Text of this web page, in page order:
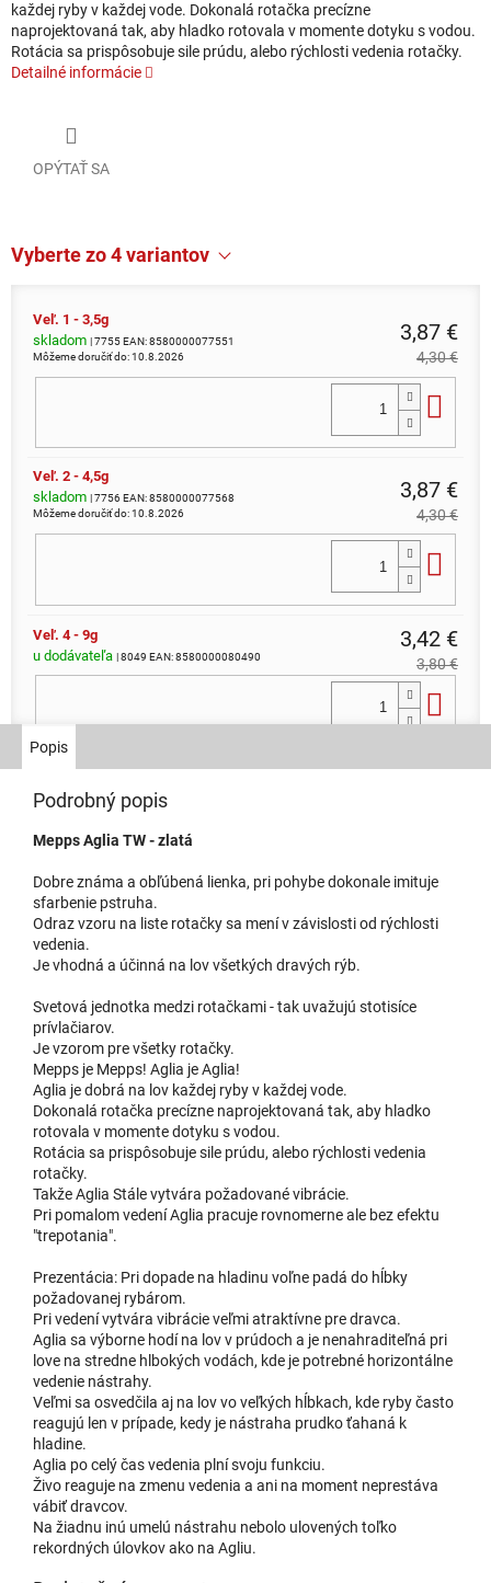
každej ryby v každej vode. Dokonalá rotačka precízne
naprojektovaná tak, aby hladko rotovala v momente dotyku s vodou.
Rotácia sa prispôsobuje sile prúdu, alebo rýchlosti vedenia rotačky.
Detailné informácie
OPÝTAŤ SA
Vyberte zo 4 variantov
Veľ. 1 - 3,5g
skladom | 7755EAN:8580000077551
Môžeme doručiť do:10.8.2026
3,87 €
4,30 €
Veľ. 2 - 4,5g
skladom | 7756 EAN:8580000077568
Môžeme doručiť do:10.8.2026
3,87 €
4,30 €
Veľ. 4 - 9g
u dodávateľa | 8049 EAN:8580000080490
3,42 €
3,80 €
u dodávateľa | 8048EAN:
Popis
Podrobný popis
Mepps Aglia TW - zlatá
Dobre známa a obľúbená lienka, pri pohybe dokonale imituje
sfarbenie pstruha.
Odraz vzoru na liste rotačky sa mení v závislosti od rýchlosti
vedenia.
Je vhodná a účinná na lov všetkých dravých rýb.
Svetová jednotka medzi rotačkami - tak uvažujú stotisíce
prívlačiarov.
Je vzorom pre všetky rotačky.
Mepps je Mepps! Aglia je Aglia!
Aglia je dobrá na lov každej ryby v každej vode.
Dokonalá rotačka precízne naprojektovaná tak, aby hladko
rotovala v momente dotyku s vodou.
Rotácia sa prispôsobuje sile prúdu, alebo rýchlosti vedenia
rotačky.
Takže Aglia Stále vytvára požadované vibrácie.
Pri pomalom vedení Aglia pracuje rovnomerne ale bez efektu
"trepotania".
Prezentácia: Pri dopade na hladinu voľne padá do hĺbky
požadovanej rybárom.
Pri vedení vytvára vibrácie veľmi atraktívne pre dravca.
Aglia sa výborne hodí na lov v prúdoch a je nenahraditeľná pri
love na stredne hlbokých vodách, kde je potrebné horizontálne
vedenie nástrahy.
Veľmi sa osvedčila aj na lov vo veľkých hĺbkach, kde ryby často
reagujú len v prípade, kedy je nástraha prudko ťahaná k
hladine.
Aglia po celý čas vedenia plní svoju funkciu.
Živo reaguje na zmenu vedenia a ani na moment neprestáva
vábiť dravcov.
Na žiadnu inú umelú nástrahu nebolo ulovených toľko
rekordných úlovkov ako na Agliu.